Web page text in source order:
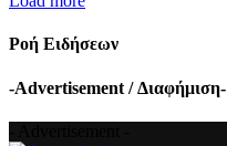
Ροή Ειδήσεων
-Advertisement / Διαφήμιση-